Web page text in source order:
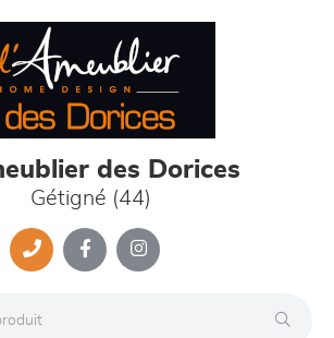
des Dorices
Gétigné (44)